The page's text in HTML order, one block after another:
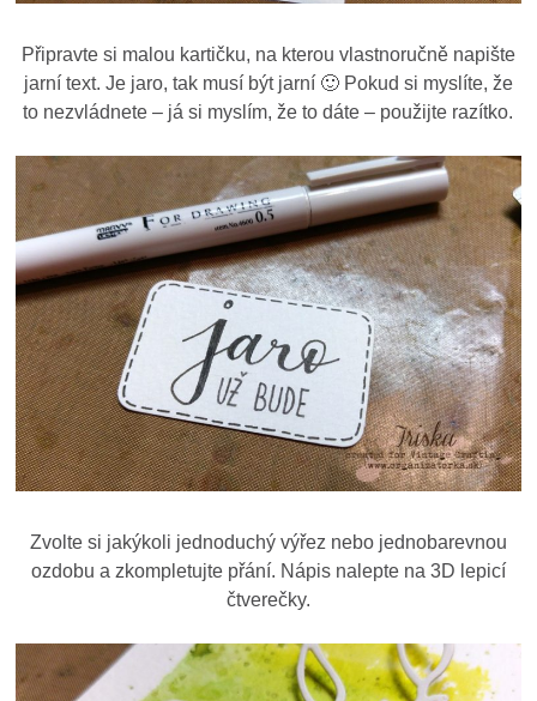
Připravte si malou kartičku, na kterou vlastnoručně napište
jarní text. Je jaro, tak musí být jarní 🙂 Pokud si myslíte, že
to nezvládnete – já si myslím, že to dáte – použijte razítko.
Zvolte si jakýkoli jednoduchý výřez nebo jednobarevnou
ozdobu a zkompletujte přání. Nápis nalepte na 3D lepicí
čtverečky.